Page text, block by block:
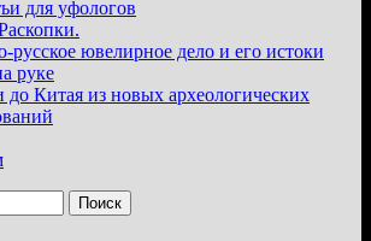
для уфологов
русское ювелирное дело и его истоки
руке
до Китая из новых археологических